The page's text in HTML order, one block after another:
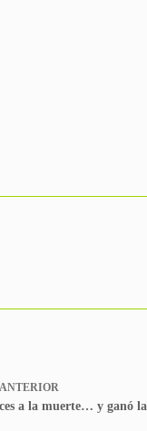
ANTERIOR
a la muerte… y ganó